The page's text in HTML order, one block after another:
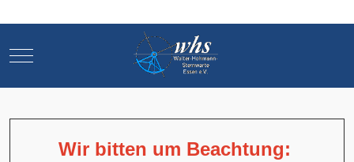
Mobile Menu Toggle
Wir bitten um Beachtung: